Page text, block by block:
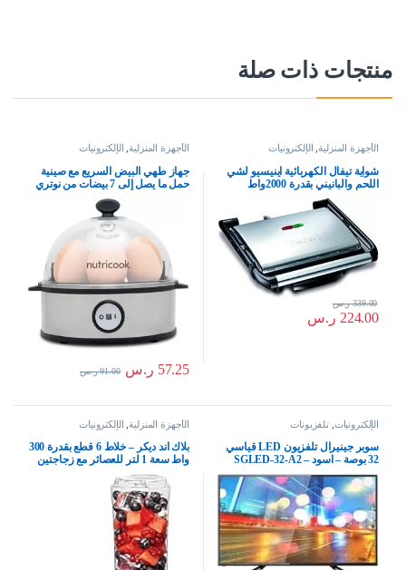
منتجات ذات صلة
الأجهزة المنزلية, الإلكترونيات
شواية تيفال الكهربائية اينيسيو لشي
اللحم والبانيني بقدرة 2000واط
224.00 ر.س
339.00 ر.س
الأجهزة المنزلية, الإلكترونيات
جهاز طهي البيض السريع مع صينية
حمل ما يصل إلى 7 بيضات من نوتري
57.25 ر.س 91.00 ر.س
الإلكترونيات ,تلفزيونات
سوبر جينيرال تلفزيون LED قياسي
32 بوصة – اسود – SGLED-32-A2
الأجهزة المنزلية, الإلكترونيات
بلاك اند ديكر – خلاط 6 قطع بقدرة 300
واط سعة 1 لتر للعصائر مع زجاجتين
رياضيتين وعصارة حمضيات
وملحقات، امن للاستخدام في غسالة
الصحون، اسود، SBX300